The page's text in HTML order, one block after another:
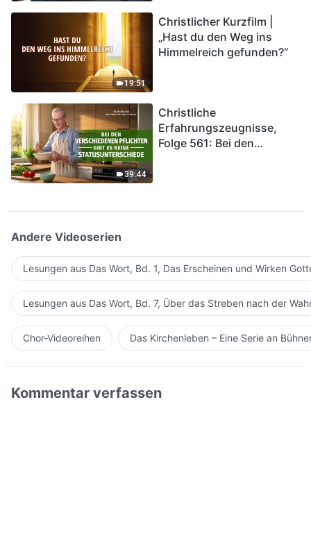
in das Königreich Gottes
eintreten?
19:51
Christlicher Kurzfilm |
„Hast du den Weg ins
Himmelreich gefunden?“
39:44
Christliche
Erfahrungszeugnisse,
Folge 561: Bei den
Andere Videoserien
Lesungen aus Das Wort, Bd. 1, Das Erscheinen und Wirken
Lesungen aus Das Wort, Bd. 7, Über das Streben nach der
Chor-Videoreihen Das Kirchenleben – Eine Serie an
Kommentar verfassen